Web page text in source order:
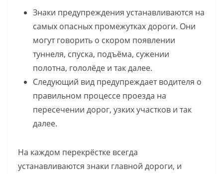
Знаки предупреждения устанавливаются на
самых опасных промежутках дороги. Они
могут говорить о скором появлении
туннеля, спуска, подъёма, сужении
полотна, гололёде и так далее.
Следующий вид предупреждает водителя о
правильном процессе проезда на
пересечении дорог, узких участков и так
далее.
На каждом перекрёстке всегда
устанавливаются знаки главной дороги, и